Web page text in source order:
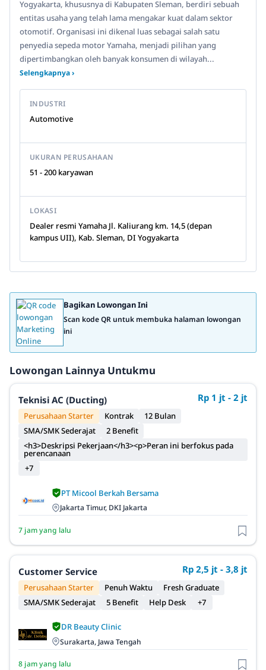
Yogyakarta, khususnya di Kabupaten Sleman, berdiri sebuah
entitas usaha yang telah lama mengakar kuat dalam sektor
otomotif. Organisasi ini dikenal luas sebagai salah satu
penyedia sepeda motor Yamaha, menjadi pilihan yang
dipertimbangkan oleh banyak konsumen di wilayah...
Selengkapnya ›
INDUSTRI
Automotive
UKURAN PERUSAHAAN
51 - 200 karyawan
LOKASI
Dealer resmi Yamaha Jl. Kaliurang km. 14,5 (depan
kampus UII), Kab. Sleman, DI Yogyakarta
Bagikan Lowongan Ini
Scan kode QR untuk membuka halaman lowongan
ini
Lowongan Lainnya Untukmu
Teknisi AC (Ducting) Rp 1 jt - 2 jt
Perusahaan Starter Kontrak
12 Bulan
SMA/SMK Sederajat
2 Benefit
<h3>Deskripsi Pekerjaan</h3><p>Peran ini berfokus pada
perencanaan
+7
PT Micool Berkah Bersama
Jakarta Timur, DKI Jakarta
7 jam yang lalu
Customer Service Rp 2,5 jt - 3,8 jt
Perusahaan Starter Penuh Waktu
Fresh Graduate
SMA/SMK Sederajat
5 Benefit Help Desk +7
DR Beauty Clinic
Surakarta, Jawa Tengah
8 jam yang lalu